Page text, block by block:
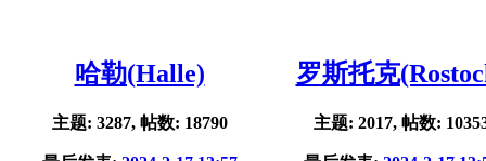
哈勒(Halle)
主题: 3287, 帖数: 18790
罗斯托克
主题: 2017, 帖数: